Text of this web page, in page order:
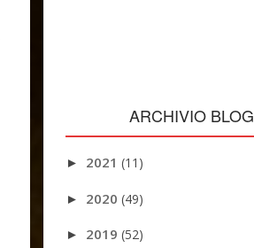
ARCHIVIO BLOG
► 2021 (11)
► 2020 (49)
► 2019 (52)